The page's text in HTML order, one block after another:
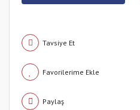
Tavsiye Et
Paylaş